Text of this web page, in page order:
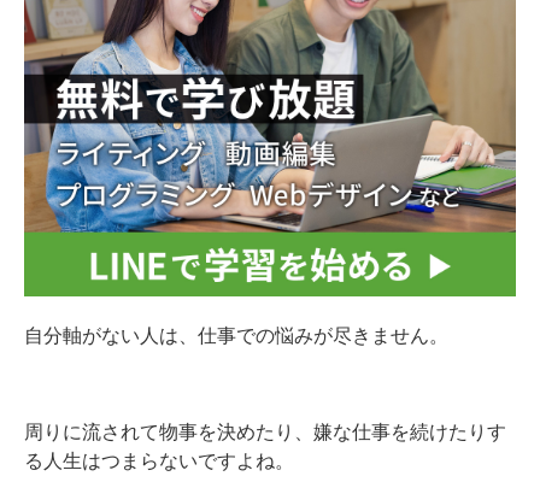
自分軸がない人は、仕事での悩みが尽きません。
周りに流されて物事を決めたり、嫌な仕事を続けたりす
る人生はつまらないですよね。